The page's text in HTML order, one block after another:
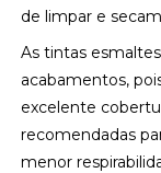
de limpar e
As tintas
acabamentos,
excelente
recomendadas
menor